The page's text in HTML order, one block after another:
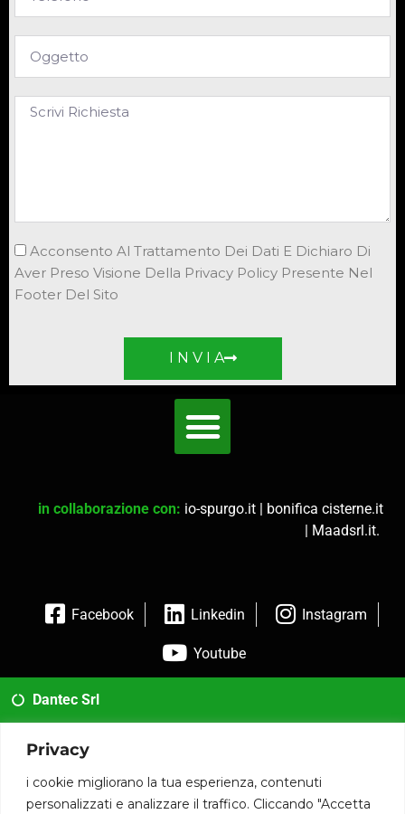
Privacy
i cookie migliorano la tua esperienza, contenuti
personalizzati e analizzare il traffico. Cliccando "Accetta
Acconsento Al Trattamento Dei Dati E Dichiaro Di
Aver Preso Visione Della Privacy Policy Presente Nel
Footer Del Sito
I N V I A
in collaborazione con: io-spurgo.it | bonifica cisterne.it
| Maadsrl.it.
Facebook Linkedin Instagram
Youtube
Dantec Srl
02 35954173
info@dantec.it